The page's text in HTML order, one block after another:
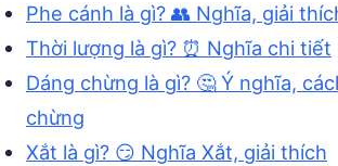
Phe cánh là gì? 👥 Nghĩa, giải
Thời lượng là gì? ⏰ Nghĩa chi tiết
Dáng chừng là gì? 🤔 Ý nghĩa,
chừng
Xắt là gì? 😏 Nghĩa Xắt, giải thích